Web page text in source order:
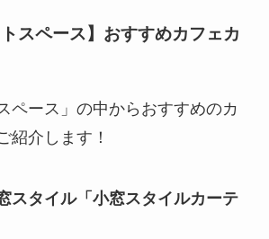
トスペース】おすすめカフェカ
ペース」の中からおすすめのカ
紹介します！
スタイル「小窓スタイルカーテ